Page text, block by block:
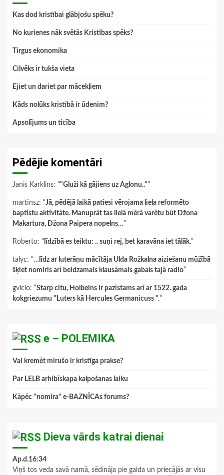
Kas dod kristībai glābjošu spēku?
No kurienes nāk svētās Kristības spēks?
Tirgus ekonomika
Cilvēks ir tukša vieta
Ejiet un dariet par mācekļiem
Kāds nolūks kristībā ir ūdenim?
Apsolījums un ticība
Pēdējie komentāri
Janis Karklins: “"Gluži kā gājiens uz Aglonu.."”
martinsz: “Jā, pēdējā laikā patiesi vērojama liela reformēto
baptistu aktivitāte. Manuprāt tas lielā mērā varētu būt Džona
Makartura, Džona Paipera nopelns…”
Roberto: “ līdzībā es teiktu: .. suņi rej, bet karavāna iet tālāk.”
talyc: “…līdz ar luterāņu mācītāja Ulda Rožkalna aiziešanu mūžībā
šķiet nomiris arī beidzamais klausāmais gabals tajā radio”
gviclo: “Starp citu, Holbeins ir pazīstams arī ar 1522. gada
kokgriezumu "Luters kā Hercules Germanicuss ".”
e – POLEMIKA
Vai kremēt mirušo ir kristīga prakse?
Par LELB arhibīskapa kalpošanas laiku
Kāpēc "nomira" e-BAZNĪCAs forums?
Dieva vārds katrai dienai
Ap.d.16:34
Viņš tos veda savā namā, sēdināja pie galda un priecājās ar visu